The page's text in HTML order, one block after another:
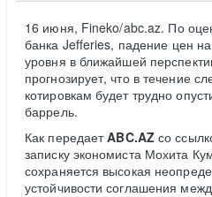
16 июня, Fineko/abc.az. По
банка Jefferies, падение цен
уровня в ближайшей
прогнозирует, что в течение
котировкам будет трудно
баррель.
Как передаетABC.AZ со
записку экономиста Мохита
сохраняется высокая
устойчивости соглашения